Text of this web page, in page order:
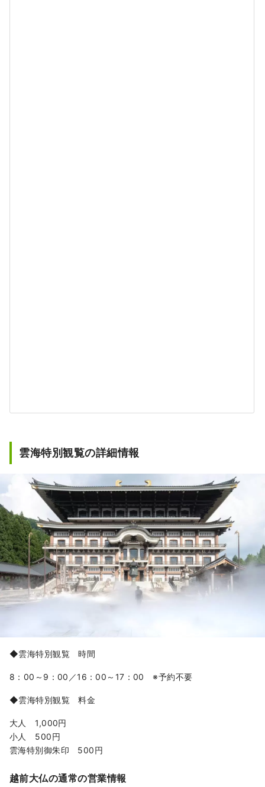
雲海特別観覧の詳細情報
◆雲海特別観覧 時間
8：00～9：00／16：00～17：00 ※予約不要
◆雲海特別観覧 料金
大人 1,000円
小人 500円
雲海特別御朱印 500円
越前大仏の通常の営業情報